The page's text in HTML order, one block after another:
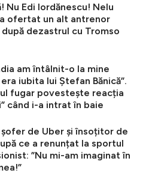
Nu Edi Iordănescu! Nelu
ofertat un alt antrenor
după dezastrul cu Tromso
am întâlnit-o la mine
era iubita lui Ștefan Bănică”.
fugar povestește reacția
când i-a intrat în baie
de Uber și însoțitor de
ce a renunțat la sportul
”Nu mi-am imaginat în